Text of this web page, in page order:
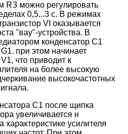
RЗ можно регулировать
0,5...3 с. В режимах
VI оказывается
"вау"-устройства. В
конденсатор C1
при этом начинает
что приводит к
на более высокую
высокочастотных
C1 после щипка
увеличивается н
характеристике усилителя